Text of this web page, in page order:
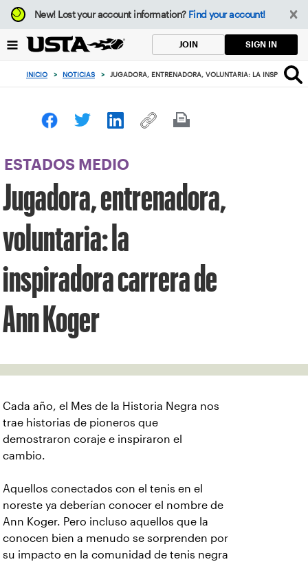
Enfoque
desde
botón
volver
principio
New!Lost your account information? Find your account!
JOIN SIGN IN
INICIO > NOTICIAS > JUGADORA, ENTRENADORA, VOLUNTARIA: LA
ESTADOS MEDIO
Jugadora, entrenadora,
voluntaria: la
inspiradora carrera de
Ann Koger
Cada año, el Mes de la Historia Negra nos
trae historias de pioneros que
demostraron coraje e inspiraron el
cambio.
Aquellos conectados con el tenis en el
noreste ya deberían conocer el nombre de
Ann Koger. Pero incluso aquellos que la
conocen bien a menudo se sorprenden por
su impacto en la comunidad de tenis negra